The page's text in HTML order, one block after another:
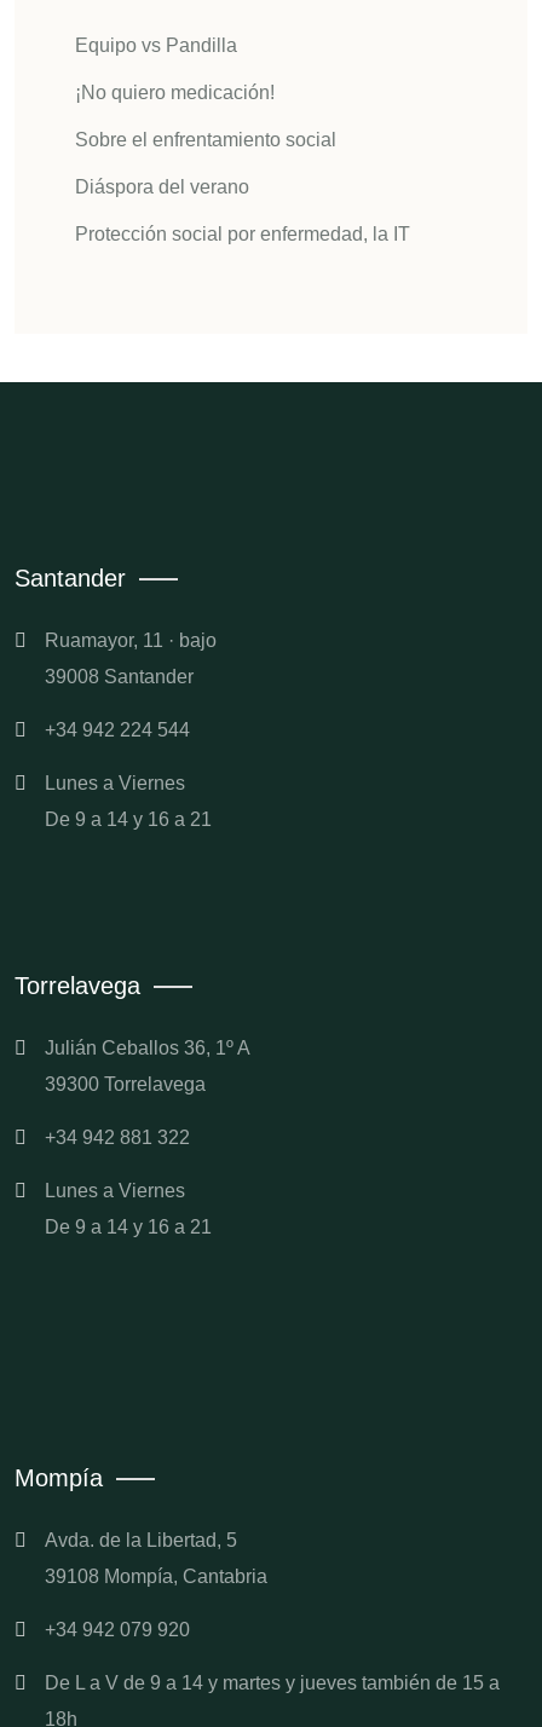
Equipo vs Pandilla
¡No quiero medicación!
Sobre el enfrentamiento social
Diáspora del verano
Protección social por enfermedad, la IT
Santander
Ruamayor, 11 · bajo
39008 Santander
+34 942 224 544
Lunes a Viernes
De 9 a 14 y 16 a 21
Torrelavega
Julián Ceballos 36, 1º A
39300 Torrelavega
+34 942 881 322
Lunes a Viernes
De 9 a 14 y 16 a 21
Mompía
Avda. de la Libertad, 5
39108 Mompía, Cantabria
+34 942 079 920
De L a V de 9 a 14 y martes y jueves también de 15 a
18h